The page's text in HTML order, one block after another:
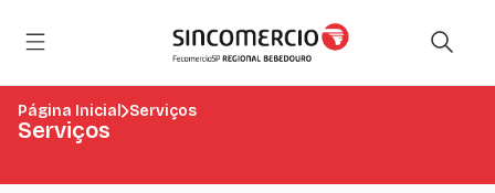
Página Inicial Serviços
Serviços